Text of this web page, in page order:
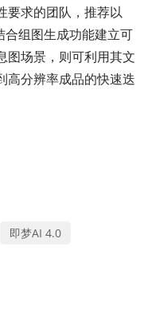
要求的团队，推荐以
合组图生成功能建立可
图场景，则可利用其文
高分辨率成品的快速迭
即梦AI 4.0